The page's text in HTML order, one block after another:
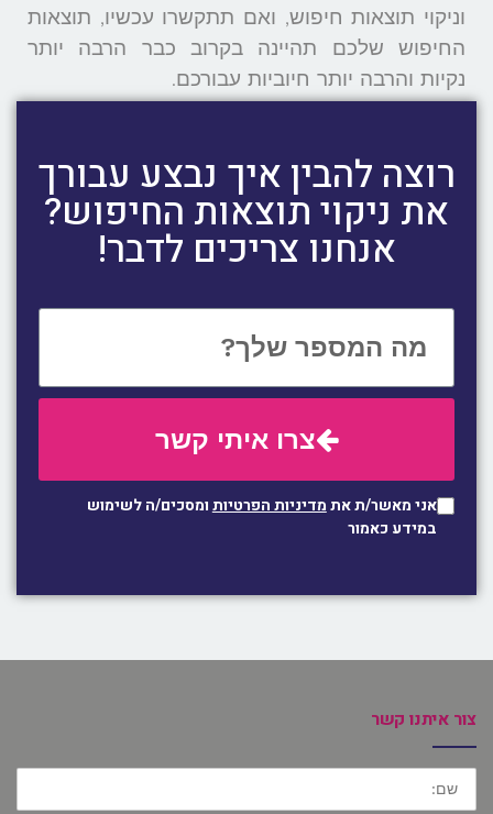
וניקוי תוצאות חיפוש, ואם תתקשרו עכשיו, תוצאות
החיפוש שלכם תהיינה בקרוב כבר הרבה יותר
נקיות והרבה יותר חיוביות עבורכם.
רוצה להבין איך נבצע עבורך
את ניקוי תוצאות החיפוש?
אנחנו צריכים לדבר!
צרו איתי קשר
אני מאשר/ת אתמדיניות הפרטיותומסכים/ה לשימוש
במידע כאמור
צור איתנו קשר
שם: